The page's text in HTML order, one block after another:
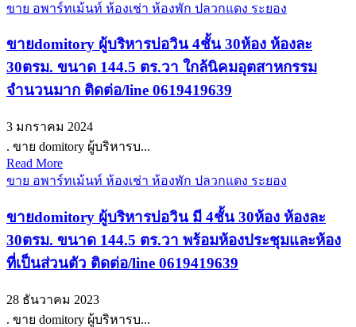
ขาย อพาร์ทเม้นท์ ห้องเช่า ห้องพัก ปลวกแดง ระยอง
ขายdomitory ผู้บริหารบ่อวิน 4ชั้น 30ห้อง ห้องละ
30ตรม. ขนาด 144.5 ตร.วา ใกล้นิคมอุตสาหกรรม
จำนวนมาก ติดต่อ/line 0619419639
3 มกราคม 2024
. ขาย domitory ผู้บริหารบ...
Read More
ขาย อพาร์ทเม้นท์ ห้องเช่า ห้องพัก ปลวกแดง ระยอง
ขายdomitory ผู้บริหารบ่อวิน มี 4ชั้น 30ห้อง ห้องละ
30ตรม. ขนาด 144.5 ตร.วา พร้อมห้องประชุมและห้อง
ที่เป็นส่วนตัว ติดต่อ/line 0619419639
28 ธันวาคม 2023
. ขาย domitory ผู้บริหารบ...